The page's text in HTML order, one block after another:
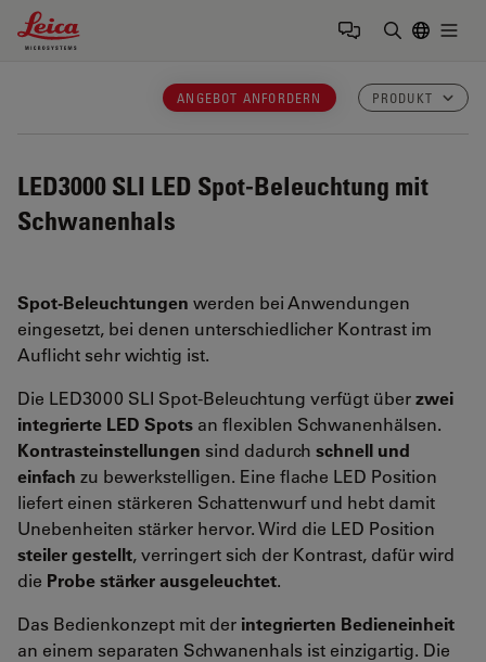
Leica Microsystems Logo
ANGEBOT ANFORDERN PRODUKT
LED3000 SLI LED Spot-Beleuchtung mit
Schwanenhals
Spot-Beleuchtungen werden bei Anwendungen
eingesetzt, bei denen unterschiedlicher Kontrast im
Auflicht sehr wichtig ist.
Die LED3000 SLI Spot-Beleuchtung verfügt überzwei
integrierte LED Spots an flexiblen Schwanenhälsen.
Kontrasteinstellungen sind dadurch schnell und
einfach zu bewerkstelligen. Eine flache LED Position
liefert einen stärkeren Schattenwurf und hebt damit
Unebenheiten stärker hervor. Wird die LED Position
steiler gestellt, verringert sich der Kontrast, dafür wird
die Probe stärker ausgeleuchtet.
Das Bedienkonzept mit der integrierten Bedieneinheit
an einem separaten Schwanenhals ist einzigartig. Die